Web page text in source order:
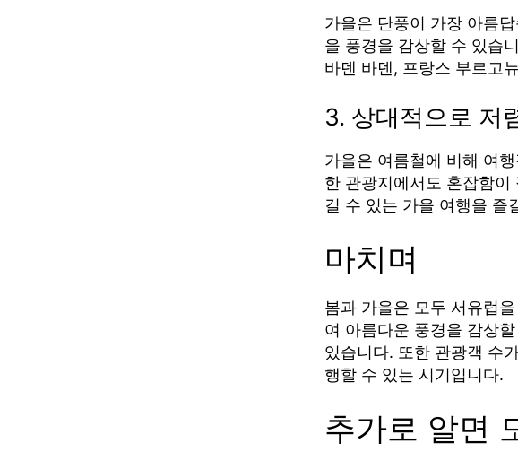
가을은 단풍이 가장 아름
을 풍경을 감상할 수 있습
바덴 바덴, 프랑스 부르고
3. 상대적으로 저
가을은 여름철에 비해 여
한 관광지에서도 혼잡함
길 수 있는 가을 여행을 즐
마치며
봄과 가을은 모두 서유럽
여 아름다운 풍경을 감상
있습니다. 또한 관광객 수
행할 수 있는 시기입니다.
추가로 알면